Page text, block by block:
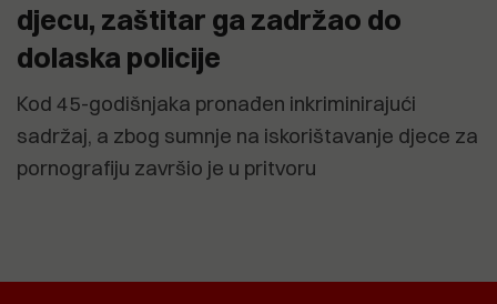
djecu, zaštitar ga zadržao do
dolaska policije
Kod 45-godišnjaka pronađen inkriminirajući
sadržaj, a zbog sumnje na iskorištavanje djece za
pornografiju završio je u pritvoru